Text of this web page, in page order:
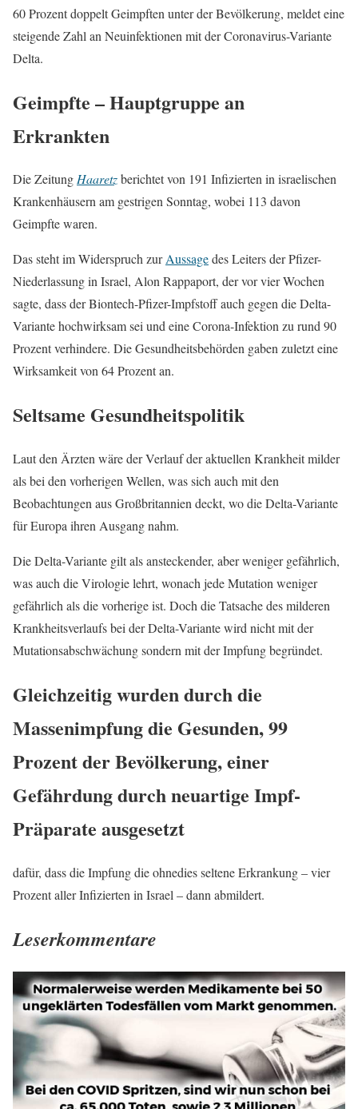
60 Prozent doppelt Geimpften unter der Bevölkerung, meldet eine
steigende Zahl an Neuinfektionen mit der Coronavirus-Variante
Delta.
Geimpfte – Hauptgruppe an
Erkrankten
Die ZeitungHaaretzberichtet von 191 Infizierten in israelischen
Krankenhäusern am gestrigen Sonntag, wobei 113 davon
Geimpfte waren.
Das steht im Widerspruch zurAussagedes Leiters der Pfizer-
Niederlassung in Israel, Alon Rappaport, der vor vier Wochen
sagte, dass der Biontech-Pfizer-Impfstoff auch gegen die Delta-
Variante hochwirksam sei und eine Corona-Infektion zu rund 90
Prozent verhindere. Die Gesundheitsbehörden gaben zuletzt eine
Wirksamkeit von 64 Prozent an.
Seltsame Gesundheitspolitik
Laut den Ärzten wäre der Verlauf der aktuellen Krankheit milder
als bei den vorherigen Wellen, was sich auch mit den
Beobachtungen aus Großbritannien deckt, wo die Delta-Variante
für Europa ihren Ausgang nahm.
Die Delta-Variante gilt als ansteckender, aber weniger gefährlich,
was auch die Virologie lehrt, wonach jede Mutation weniger
gefährlich als die vorherige ist. Doch die Tatsache des milderen
Krankheitsverlaufs bei der Delta-Variante wird nicht mit der
Mutationsabschwächung sondern mit der Impfung begründet.
Gleichzeitig wurden durch die
Massenimpfung die Gesunden, 99
Prozent der Bevölkerung, einer
Gefährdung durch neuartige Impf-
Präparate ausgesetzt
dafür, dass die Impfung die ohnedies seltene Erkrankung – vier
Prozent aller Infizierten in Israel – dann abmildert.
Leserkommentare